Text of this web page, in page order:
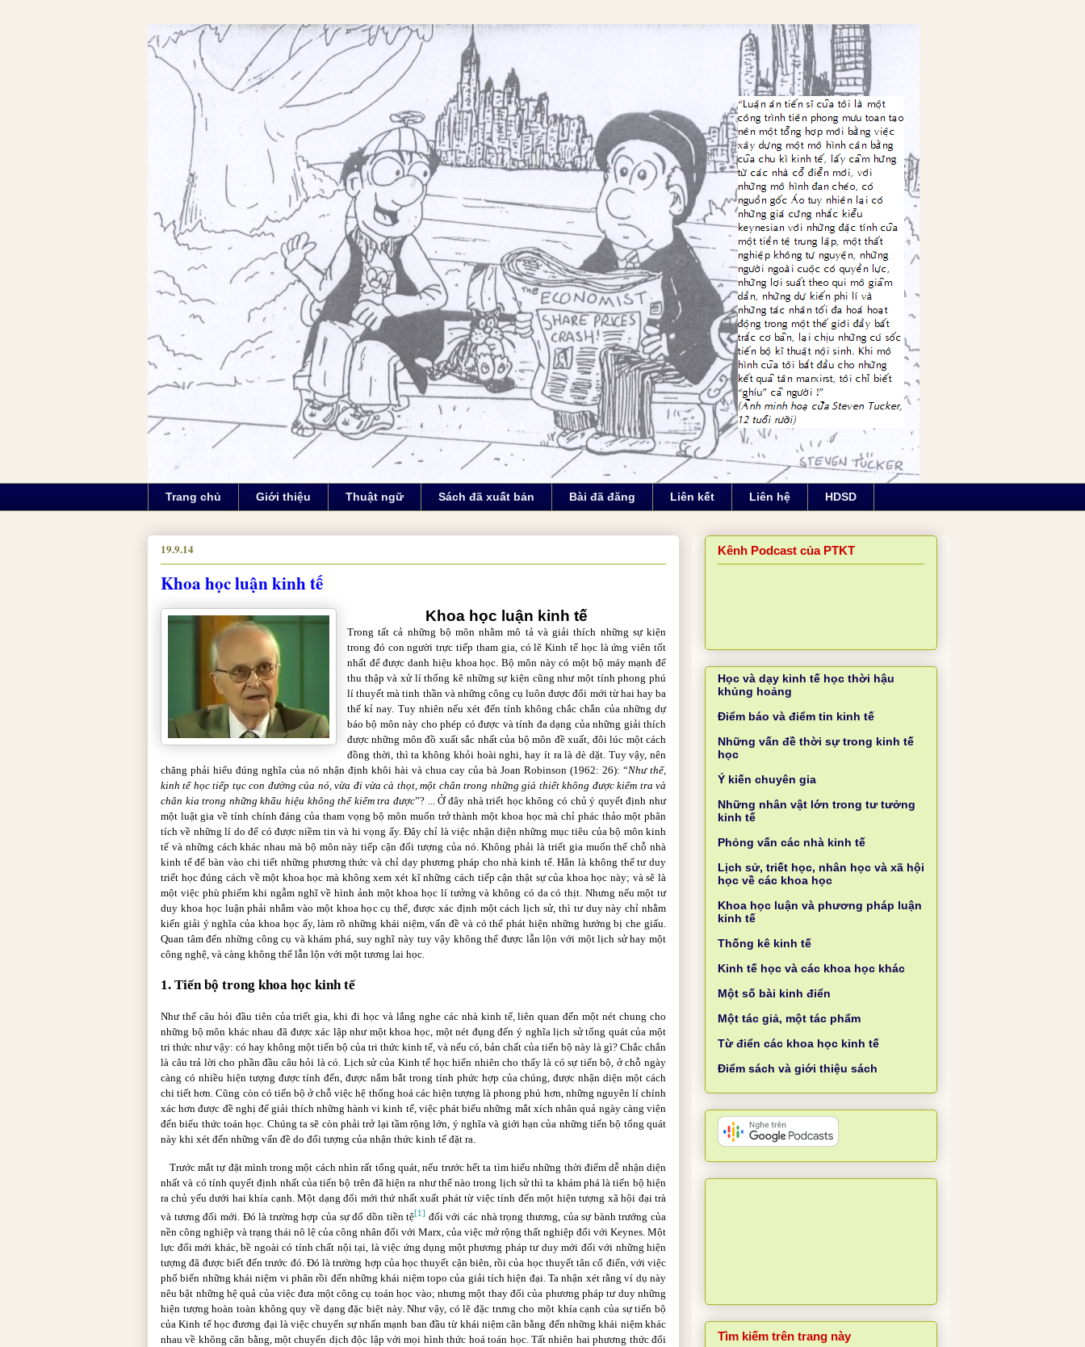
Trang chủ Giới thiệu Thuật ngữ Sách đã xuất bản Bài đã đăng Liên kết Liên hệ HDSD
19.9.14
Khoa học luận kinh tế
Khoa học luận kinh tế
Trong tất cả những bộ môn nhằm mô tả và giải thích những sự kiện
trong đó con người trực tiếp tham gia, có lẽ Kinh tế học là ứng viên tốt
nhất để được danh hiệu khoa học. Bộ môn này có một bộ máy mạnh để
thu thập và xử lí thống kê những sự kiện cũng như một tính phong phú
lí thuyết mà tinh thần và những công cụ luôn được đổi mới từ hai hay ba
thế kỉ nay. Tuy nhiên nếu xét đến tính không chắc chắn của những dự
báo bộ môn này cho phép có được và tính đa dạng của những giải thích
được những môn đồ xuất sắc nhất của bộ môn đề xuất, đôi lúc một cách
đồng thời, thì ta không khỏi hoài nghi, hay ít ra là dè dặt. Tuy vậy, nên
chăng phải hiểu đúng nghĩa của nó nhận định khôi hài và chua cay của bà Joan Robinson (1962: 26): “Như thế,
kinh tế học tiếp tục con đường của nó, vừa đi vừa cà thọt, một chân trong những giả thiết không được kiểm tra và
chân kia trong những khẩu hiệu không thể kiểm tra được”? ... Ở đây nhà triết học không có chủ ý quyết định như
một luật gia về tính chính đáng của tham vọng bộ môn muốn trở thành một khoa học mà chỉ phác thảo một phân
tích về những lí do để có được niềm tin và hi vọng ấy. Đây chỉ là việc nhận diện những mục tiêu của bộ môn kinh
tế và những cách khác nhau mà bộ môn này tiếp cận đối tượng của nó. Không phải là triết gia muốn thế chỗ nhà
kinh tế để bàn vào chi tiết những phương thức và chỉ dạy phương pháp cho nhà kinh tế. Hẳn là không thể tư duy
triết học đúng cách về một khoa học mà không xem xét kĩ những cách tiếp cận thật sự của khoa học này; và sẽ là
một việc phù phiếm khi ngẫm nghĩ về hình ảnh một khoa học lí tưởng và không có da có thịt. Nhưng nếu một tư
duy khoa học luận phải nhắm vào một khoa học cụ thể, được xác định một cách lịch sử, thì tư duy này chỉ nhằm
kiến giải ý nghĩa của khoa học ấy, làm rõ những khái niệm, vấn đề và có thể phát hiện những hướng bị che giấu.
Quan tâm đến những công cụ và khám phá, suy nghĩ này tuy vậy không thể được lẫn lộn với một lịch sử hay một
công nghệ, và càng không thể lẫn lộn với một tương lai học.
1. Tiến bộ trong khoa học kinh tế
Như thế câu hỏi đầu tiên của triết gia, khi đi học và lắng nghe các nhà kinh tế, liên quan đến một nét chung cho
những bộ môn khác nhau đã được xác lập như một khoa học, một nét đụng đến ý nghĩa lịch sử tổng quát của một
tri thức như vậy: có hay không một tiến bộ của tri thức kinh tế, và nếu có, bản chất của tiến bộ này là gì? Chắc chắn
là câu trả lời cho phần đầu câu hỏi là có. Lịch sử của Kinh tế học hiển nhiên cho thấy là có sự tiến bộ, ở chỗ ngày
càng có nhiều hiện tượng được tính đến, được nắm bắt trong tính phức hợp của chúng, được nhận diện một cách
chi tiết hơn. Cũng còn có tiến bộ ở chỗ việc hệ thống hoá các hiện tượng là phong phú hơn, những nguyên lí chính
xác hơn được đề nghị để giải thích những hành vi kinh tế, việc phát biểu những mắt xích nhân quả ngày càng viện
đến biểu thức toán học. Chúng ta sẽ còn phải trở lại tầm rộng lớn, ý nghĩa và giới hạn của những tiến bộ tổng quát
này khi xét đến những vấn đề do đối tượng của nhận thức kinh tế đặt ra.
Trước mắt tự đặt mình trong một cách nhìn rất tổng quát, nếu trước hết ta tìm hiểu những thời điểm dễ nhận diện
nhất và có tính quyết định nhất của tiến bộ trên đã hiện ra như thế nào trong lịch sử thì ta khám phá là tiến bộ hiện
ra chủ yếu dưới hai khía cạnh. Một dạng đổi mới thứ nhất xuất phát từ việc tính đến một hiện tượng xã hội đại trà
và tương đối mới. Đó là trường hợp của sự đổ dồn tiền tệ[1] đối với các nhà trọng thương, của sự bành trướng của
nền công nghiệp và trạng thái nô lệ của công nhân đối với Marx, của việc mở rộng thất nghiệp đối với Keynes. Một
lực đổi mới khác, bề ngoài có tính chất nội tại, là việc ứng dụng một phương pháp tư duy mới đối với những hiện
tượng đã được biết đến trước đó. Đó là trường hợp của học thuyết cận biên, rồi của học thuyết tân cổ điển, với việc
phổ biến những khái niệm vi phân rồi đến những khái niệm topo của giải tích hiện đại. Ta nhận xét rằng ví dụ này
nêu bật những hệ quả của việc đưa một công cụ toán học vào; nhưng một thay đổi của phương pháp tư duy những
hiện tượng hoàn toàn không quy về dạng đặc biệt này. Như vậy, có lẽ đặc trưng cho một khía cạnh của sự tiến bộ
của Kinh tế học đương đại là việc chuyển sự nhấn mạnh ban đầu từ khái niệm cân bằng đến những khái niệm khác
nhau về không cân bằng, một chuyển dịch độc lập với mọi hình thức hoá toán học. Tất nhiên hai phương thức đổi
Kênh Podcast của PTKT
Học và dạy kinh tế học thời hậu
khủng hoảng
Điểm báo và điểm tin kinh tế
Những vấn đề thời sự trong kinh tế
học
Ý kiến chuyên gia
Những nhân vật lớn trong tư tưởng
kinh tế
Phỏng vấn các nhà kinh tế
Lịch sử, triết học, nhân học và xã hội
học về các khoa học
Khoa học luận và phương pháp luận
kinh tế
Thống kê kinh tế
Kinh tế học và các khoa học khác
Một số bài kinh điển
Một tác giả, một tác phẩm
Từ điển các khoa học kinh tế
Điểm sách và giới thiệu sách
Tìm kiếm trên trang này